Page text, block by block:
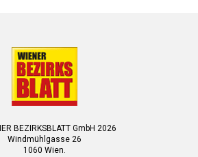
BEZIRKSBLATT GmbH 2026
Windmühlgasse 26
1060 Wien.